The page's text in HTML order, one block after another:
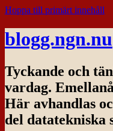
Hoppa till primärt innehåll
blogg.ngn.nu
Tyckande och
vardag.
Här avhandlas
del datatekniska